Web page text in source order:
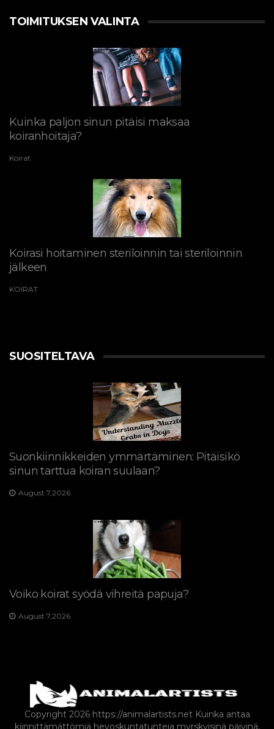
TOIMITUKSEN VALINTA
Kuinka paljon sinun pitäisi maksaa
koiranhoitaja?
Koirat
Koirasi hoitaminen steriloinnin tai steriloinnin
jälkeen
KOIRAT
SUOSITELTAVA
Suonkiinnikkeiden ymmärtäminen: Pitäisikö
sinun tarttua koiran suulaan?
August 7,2026
Voiko koirat syödä vihreitä papuja?
August 7,2026
Copyright 2026 https://animalartists.net Kuinka antaa
kiinnittämättömiä hevoskuntatunteja myrskyisinä päivinä,